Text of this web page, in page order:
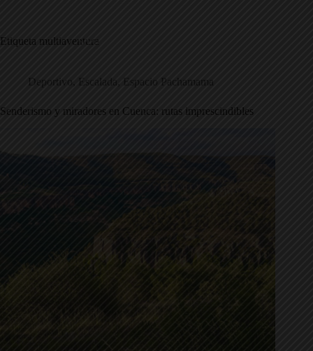
Etiqueta multiaventura
Deportivo , Escalada Espacio Pachamama
Senderismo y miradores en Cuenca: rutas imprescindibles